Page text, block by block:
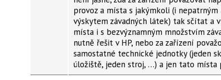
provoz a místa s jakýmkoli (i nepatrným
výskytem závadných látek) tak sčítat a
místa i s bezvýznamným množstvím
nutně řešit v HP, nebo za zařízení
samostatné technické jednotky (jeden
úložiště, jeden stroj, …) a jen tato místa